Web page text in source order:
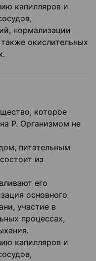
капилляров и
нормализации
окислительных
которое
P. Организмом не
питательным
из
его
основного
участие в
процессах,
капилляров и